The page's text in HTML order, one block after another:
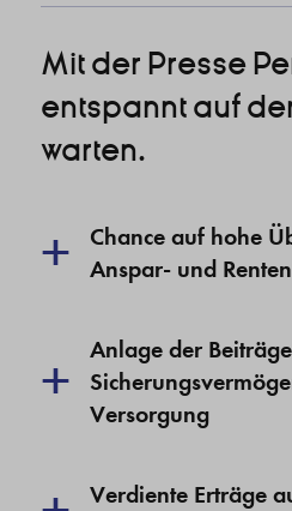
Mit der Presse
entspannt auf
warten.
+
Chance auf hohe
Anspar- und
+
Anlage der
Versorgung
Verdiente Erträge